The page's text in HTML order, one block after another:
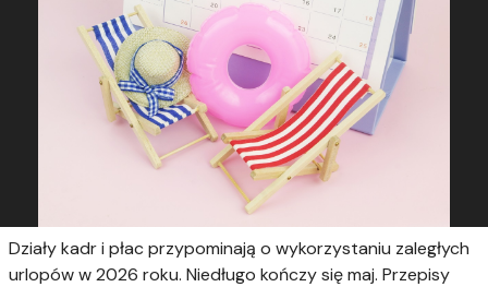
Działy kadr i płac przypominają o wykorzystaniu zaległych
urlopów w 2026 roku. Niedługo kończy się maj. Przepisy